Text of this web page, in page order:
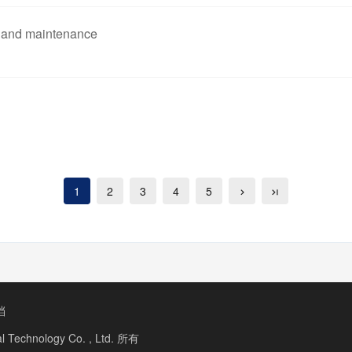
maintenance
1 2 3 4 5
Technology Co. , Ltd. 所有